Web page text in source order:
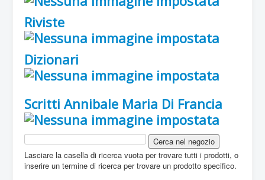
Riviste
Dizionari
Scritti Annibale Maria Di Francia
Lasciare la casella di ricerca vuota per trovare tutti i prodotti, o
inserire un termine di ricerca per trovare un prodotto specifico.